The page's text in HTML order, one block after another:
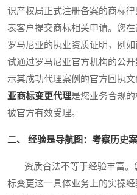
识产权局正式注册备案的商标
表客户提交商标相关申请。您
罗马尼亚的执业资质证明，例
试通过罗马尼亚官方机构的公
示其成功代理案例的官方回执
亚商标变更代理是您业务合规
被官方有效受理。
二、 经验是导航图：考察历史
资质合法不等于经验丰富。
标变更这一具体业务上的实操